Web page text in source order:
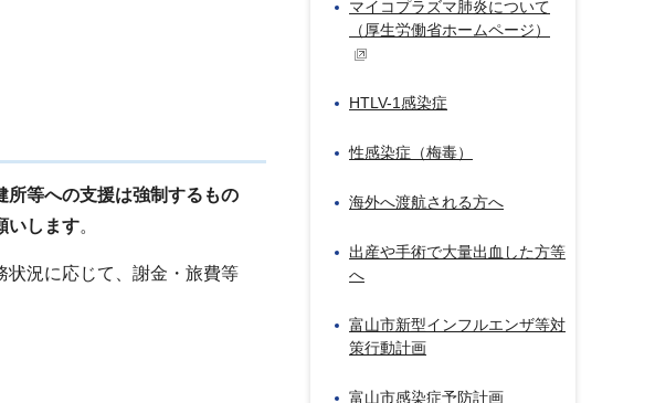
所等への支援は強制するもの
いします。
状況に応じて、謝金・旅費等
マイコプラズマ肺炎について
（厚生労働省ホームページ）
HTLV-1感染症
性感染症（梅毒）
海外へ渡航される方へ
出産や手術で大量出血した方等
へ
富山市新型インフルエンザ等対
策行動計画
富山市感染症予防計画